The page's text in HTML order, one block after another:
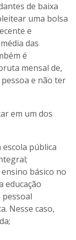
de baixa
uma bolsa
e
das
é
mensal de,
e não ter
em um dos
pública
básico no
educação
Nesse caso,